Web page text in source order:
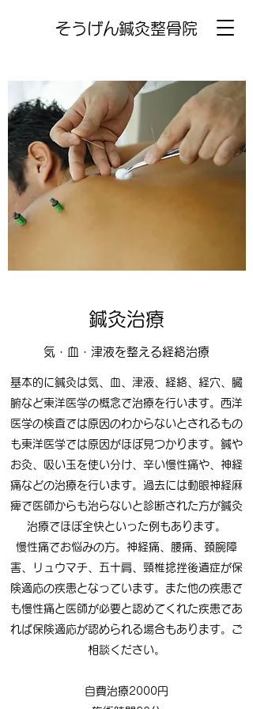
そうげん鍼灸整骨院
鍼灸治療
気・血・津液を整える経絡治療
基本的に鍼灸は気、血、津液、経絡、経穴、臓
腑など東洋医学の概念で治療を行います。西洋
医学の検査では原因のわからないとされるもの
も東洋医学では原因がほぼ見つかります。鍼や
お灸、吸い玉を使い分け、辛い慢性痛や、神経
痛などの治療を行います。過去には動眼神経麻
痺で医師からも治らないと診断された方が鍼灸
治療でほぼ全快といった例もあります。
​​慢性痛でお悩みの方。神経痛、腰痛、頚腕障
害、リュウマチ、五十肩、頸椎捻挫後遺症が保
険適応の疾患となっています。また他の疾患で
も慢性痛と医師が必要と認めてくれた疾患であ
れば保険適応が認められる場合もあります。ご
相談ください。
自費治療2000円